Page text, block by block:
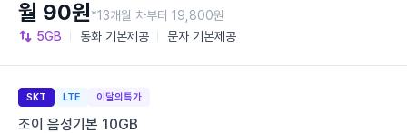
5GB 통화 기본제공 문자 기본제공
월 90원*13개월 차부터 19,800원
SKT LTE 이달의특가
조이 음성기본 10GB